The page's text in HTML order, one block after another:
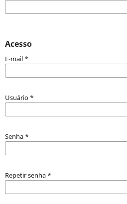
Acesso
E-mail *
Usuário *
Senha *
Repetir senha *